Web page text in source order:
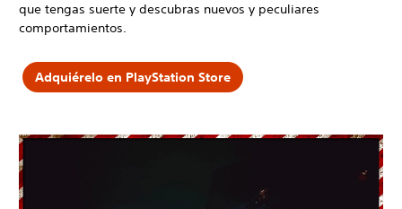
que tengas suerte y descubras nuevos y peculiares
comportamientos.
Adquiérelo en PlayStation Store